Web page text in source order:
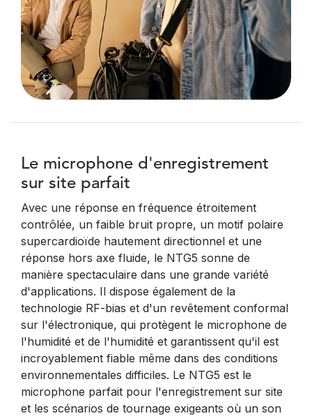
Le microphone d'enregistrement
sur site parfait
Avec une réponse en fréquence étroitement
contrôlée, un faible bruit propre, un motif polaire
supercardioïde hautement directionnel et une
réponse hors axe fluide, le NTG5 sonne de
manière spectaculaire dans une grande variété
d'applications. Il dispose également de la
technologie RF-bias et d'un revêtement conformal
sur l'électronique, qui protègent le microphone de
l'humidité et de l'humidité et garantissent qu'il est
incroyablement fiable même dans des conditions
environnementales difficiles. Le NTG5 est le
microphone parfait pour l'enregistrement sur site
et les scénarios de tournage exigeants où un son